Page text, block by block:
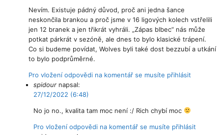
Nevím. Existuje pádný důvod, proč ani jedna šance
neskončila brankou a proč jsme v 16 ligových kolech vstřelili
jen 12 branek a jen třikrát vyhráli. „Zápas blbec“ nás může
potkat párkrát v sezóně, ale dnes to bylo klasické trápení.
Co si budeme povídat, Wolves byli také dost bezzubí a utkání
to bylo podprůměrné.
Pro vložení odpovědi na komentář se musíte přihlásit
spidour napsal:
27/12/2022 (6:48)
No jo no., kvalita tam moc není :/ Rich chybí moc
Pro vložení odpovědi na komentář se musíte přihlásit